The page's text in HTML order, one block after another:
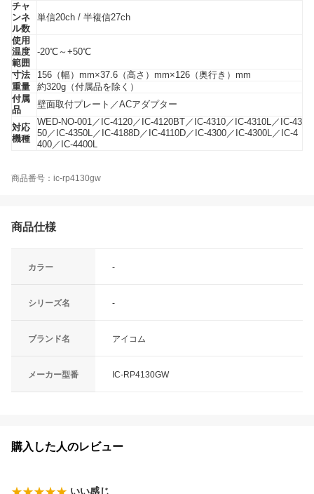
チャ
ンネ
ル数
単信20ch / 半複信27ch
使用
温度
範囲
-20℃～+50℃
寸法
156（幅）mm×37.6（高さ）mm×126（奥行き）mm
重量
約320g（付属品を除く）
付属
品
壁面取付プレート／ACアダプター
対応
機種
WED-NO-001／IC-4120／IC-4120BT／IC-4310／IC-4310L／IC-43
50／IC-4350L／IC-4188D／IC-4110D／IC-4300／IC-4300L／IC-4
400／IC-4400L
商品番号：ic-rp4130gw
商品仕様
カラー -
シリーズ名 -
ブランド名 アイコム
メーカー型番 IC-RP4130GW
購入した人のレビュー
いい感じ